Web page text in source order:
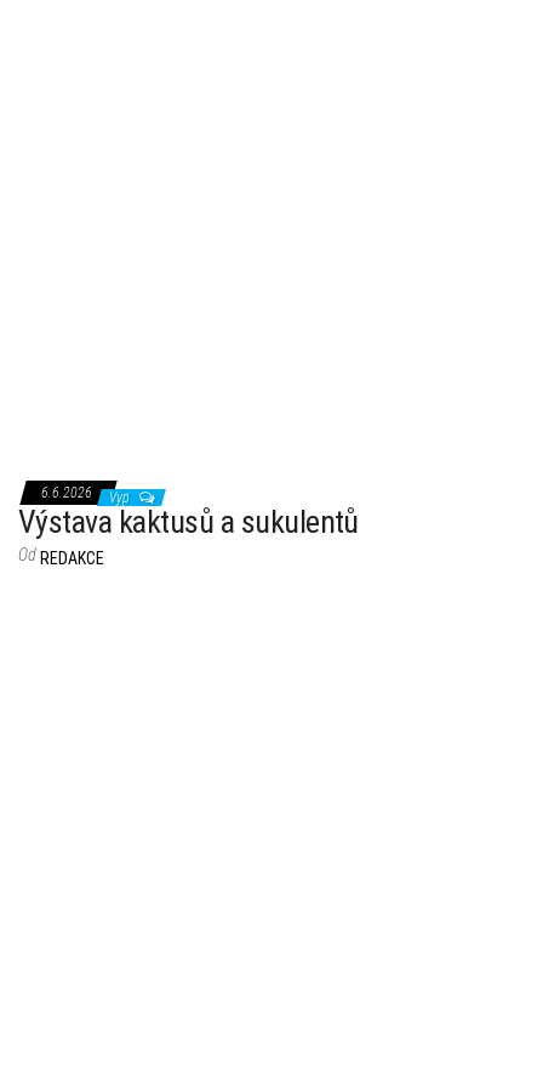
6.6.2026 Vyp
Výstava kaktusů a sukulentů
Od REDAKCE